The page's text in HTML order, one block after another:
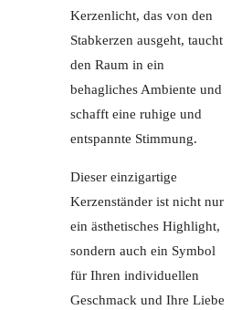
Kerzenlicht, das von den
Stabkerzen ausgeht, taucht
den Raum in ein
behagliches Ambiente und
schafft eine ruhige und
entspannte Stimmung.
Dieser einzigartige
Kerzenständer ist nicht nur
ein ästhetisches Highlight,
sondern auch ein Symbol
für Ihren individuellen
Geschmack und Ihre Liebe